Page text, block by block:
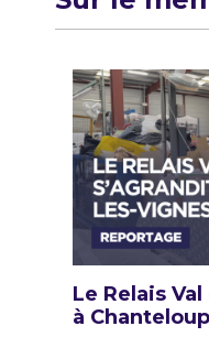
Le Relais
à